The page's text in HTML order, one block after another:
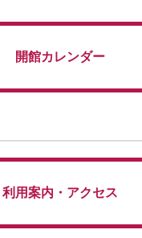
開館カレンダー
利用案内・アクセス